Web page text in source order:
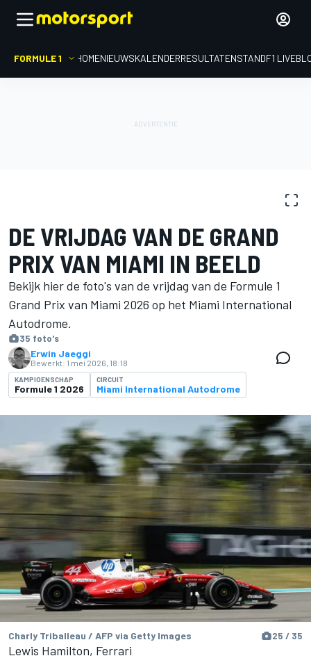
FORMULE 1 HOMENIEUWSKALENDERRESULTATENSTANDF1
DE VRIJDAG VAN DE GRAND
PRIX VAN MIAMI IN BEELD
Bekijk hier de foto's van de vrijdag van de Formule 1
Grand Prix van Miami 2026 op het Miami International
Autodrome.
35 foto's
Erwin Jaeggi
Bewerkt: 1 mei 2026, 18:18
KAMPIOENSCHAP
Formule 1 2026
CIRCUIT
Miami International Autodrome
Charly Triballeau / AFP via Getty Images 25 / 35
Lewis Hamilton, Ferrari